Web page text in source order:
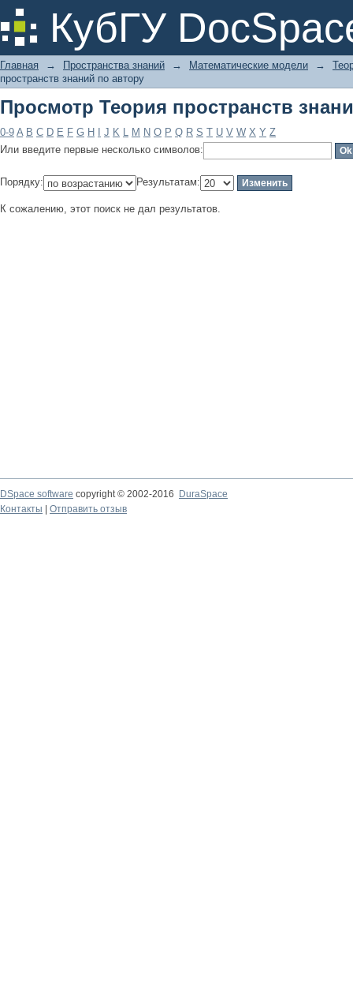
КубГУ
Просмотр Теория пространств
Главная → Пространства знаний → Математические модели →
пространств знаний по автору
Просмотр Теория пространств
0-9 A B C D E F G H J K L M N O P Q R S T U V W X Y Z
Или введите первые несколько символов:
Порядку: Результатам:
К сожалению, этот поиск не дал результатов.
DSpace software copyright © 2002-2016
DuraSpace
Контакты
Отправить отзыв